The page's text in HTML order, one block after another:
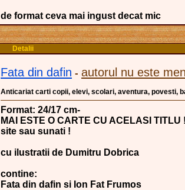
de format ceva mai ingust decat mic
Detalii
Fata din dafin - autorul nu este
Anticariat carti copii, elevi, scolari, aventura, povesti,
Format: 24/17 cm-
MAI ESTE O CARTE CU ACELASI
site sau sunati !
cu ilustratii de Dumitru Dobrica
contine:
Fata din dafin si Ion Fat Frumos